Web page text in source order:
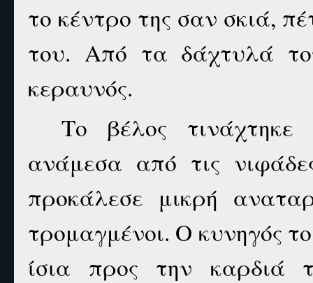
το κέντρο της σαν σκιά,
του. Από τα δάχτυλά
κεραυνός.
Το βέλος
ανάμεσα από τις
προκάλεσε μικρή
τρομαγμένοι. Ο κυνηγός
ίσια προς την καρδιά